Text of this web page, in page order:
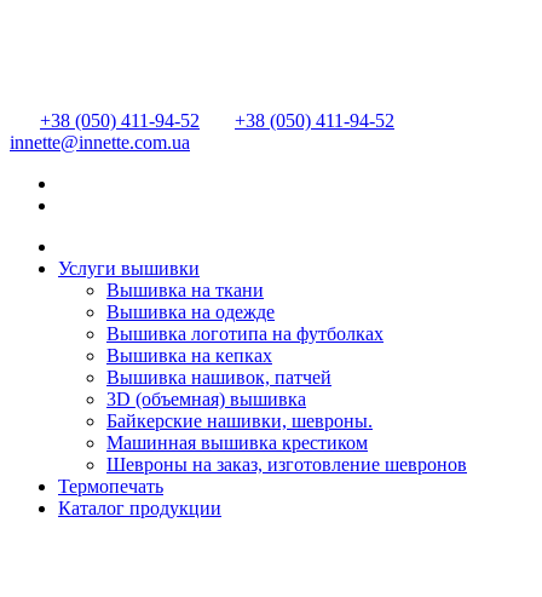
+38 (050) 411-94-52
+38 (050) 411-94-52
innette@innette.com.ua
Услуги вышивки
Вышивка на ткани
Вышивка на одежде
Вышивка логотипа на футболках
Вышивка на кепках
Вышивка нашивок, патчей
3D (объемная) вышивка
Байкерские нашивки, шевроны.
Машинная вышивка крестиком
Шевроны на заказ, изготовление шевронов
Термопечать
Каталог продукции